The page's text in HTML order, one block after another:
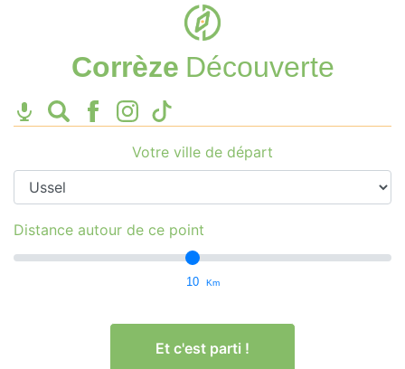
Corrèze Découverte
Votre ville de départ
Distance autour de ce point
10 Km
Et c'est parti !